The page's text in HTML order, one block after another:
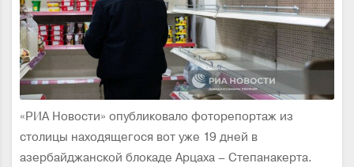
«РИА Новости» опубликовало фоторепортаж из
столицы находящегося вот уже 19 дней в
азербайджанской блокаде Арцаха – Степанакерта.